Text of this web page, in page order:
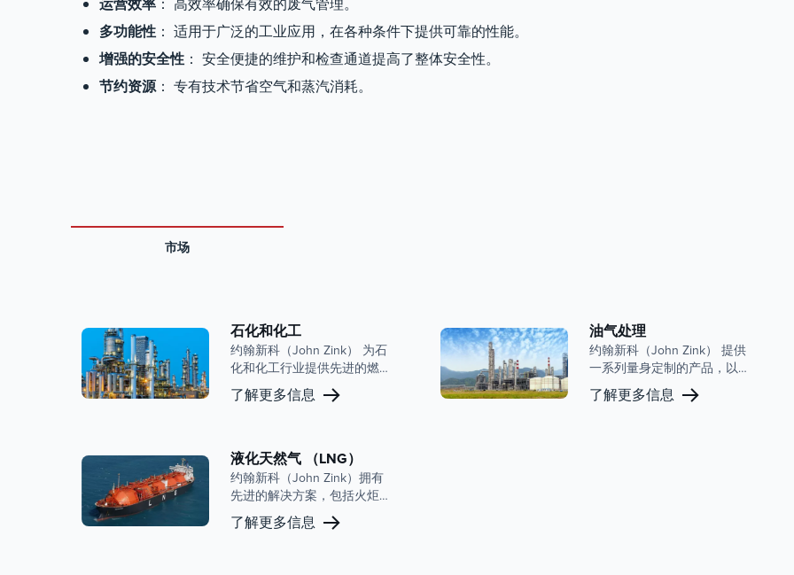
多功能性： 适用于广泛的工业应用，在各种条件下提供可靠的性能。
增强的安全性： 安全便捷的维护和检查通道提高了整体安全性。
节约资源： 专有技术节省空气和蒸汽消耗。
市场
石化和化工
约翰新科（John Zink） 为石
化和化工行业提供先进的燃
烧解决方案和排放控制系
统。我们的专业知识专注于
好的声誉和创新历史。
了解更多信息
油气处理
约翰新科（John Zink） 提供
一系列量身定制的产品，以
满足气体处理行业的需求，
包括蒸汽回收装置
了解更多信息
液化天然气 （LNG）
约翰新科（John Zink）拥有
先进的解决方案，包括火炬
和蒸汽回收系统，旨在优化
液化天然气运营并确保符合
了解更多信息